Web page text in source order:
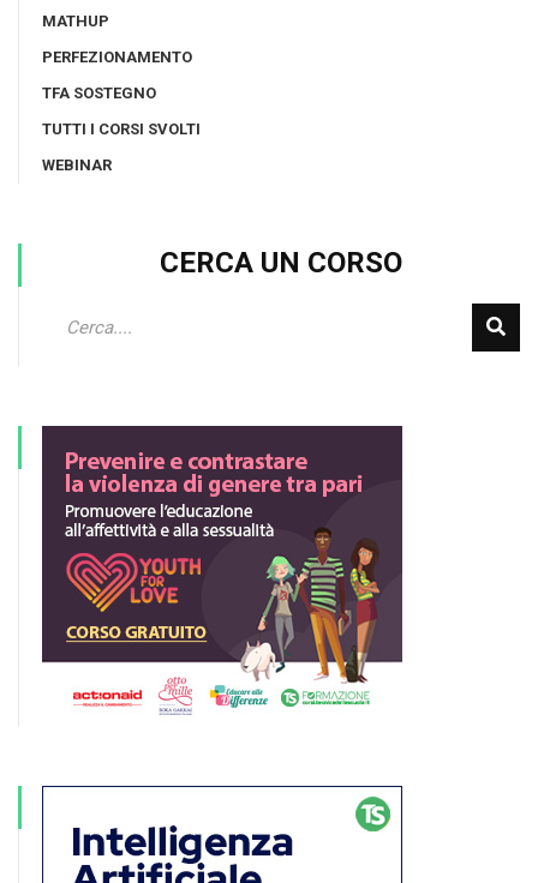
MATHUP
PERFEZIONAMENTO
TFA SOSTEGNO
TUTTI I CORSI SVOLTI
WEBINAR
CERCA UN CORSO